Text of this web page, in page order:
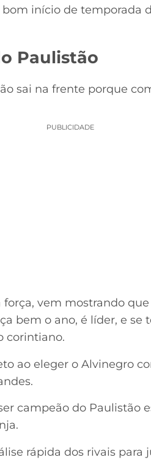
início de temporada
Paulistão
sai na frente porque
PUBLICIDADE
força, vem mostrando
bem o ano, é líder, e
corintiano.
ao eleger o Alvinegro
campeão do Paulistão
rápida dos rivais para